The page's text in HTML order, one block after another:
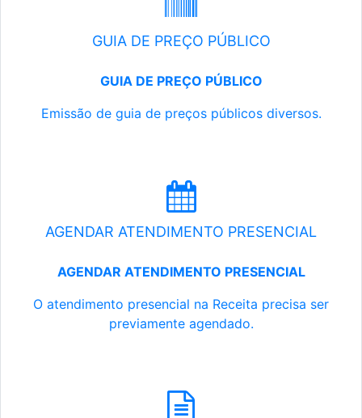
GUIA DE PREÇO PÚBLICO
GUIA DE PREÇO PÚBLICO
Emissão de guia de preços públicos diversos.
AGENDAR ATENDIMENTO PRESENCIAL
AGENDAR ATENDIMENTO PRESENCIAL
O atendimento presencial na Receita precisa ser
previamente agendado.